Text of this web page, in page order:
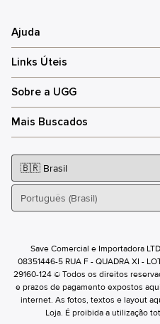
Ajuda
Links Úteis
Sobre a UGG
Mais Buscados
Save Comercial e Importadora
08351446-5 RUA F - QUADRA XI -
29160-124 © Todos os direitos
e prazos de pagamento expostos
internet. As fotos, textos e layout
Loja. É proibida a utilização